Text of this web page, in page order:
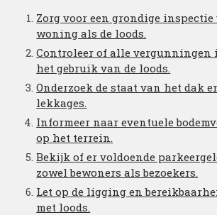
Zorg voor een grondige inspectie
woning als de loods.
Controleer of alle vergunningen
het gebruik van de loods.
Onderzoek de staat van het dak
lekkages.
Informeer naar eventuele
op het terrein.
Bekijk of er voldoende
zowel bewoners als bezoekers.
Let op de ligging en
met loods.